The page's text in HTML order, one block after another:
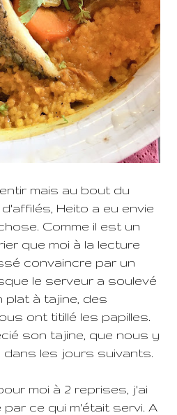
mais au bout du
Heito a eu envie
Comme il est un
que moi à la lecture
convaincre par un
le serveur a soulevé
plat à tajine, des
ont titillé les papilles.
son tajine, que nous y
les jours suivants.
moi à 2 reprises, j'ai
ce qui m'était servi. A